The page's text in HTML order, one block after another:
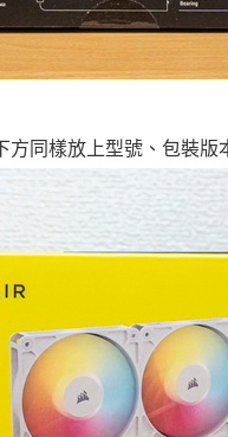
同樣放上型號、包裝版